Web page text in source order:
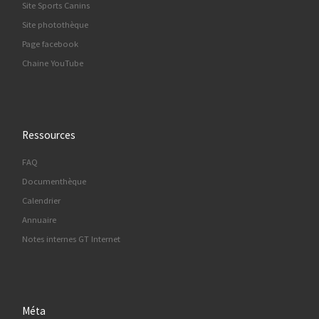
Site Sports Canins
Site photothèque
Page facebook
Chaine YouTube
Ressources
FAQ
Documenthèque
Calendrier
Annuaire
Notes internes GT Internet
Méta